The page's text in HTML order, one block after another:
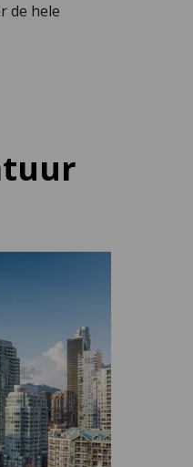
de hele